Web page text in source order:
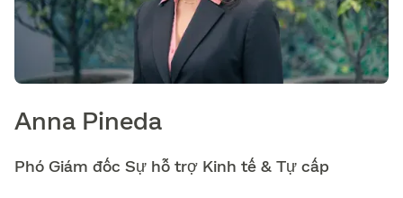
Anna Pineda
Phó Giám đốc Sự hỗ trợ Kinh tế & Tự cấp​​